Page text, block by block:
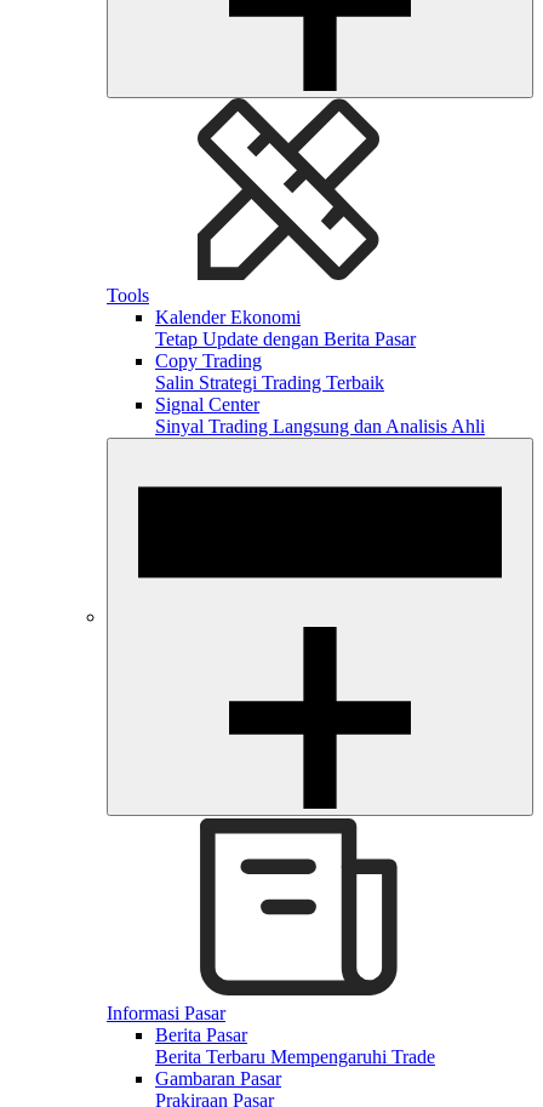
Tools
Kalender Ekonomi
Tetap Update dengan Berita Pasar
Copy Trading
Salin Strategi Trading Terbaik
Signal Center
Sinyal Trading Langsung dan Analisis Ahli
Informasi Pasar
Berita Pasar
Berita Terbaru Mempengaruhi Trade
Gambaran Pasar
Prakiraan Pasar